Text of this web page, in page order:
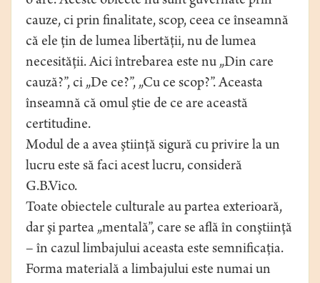
cauze, ci prin finalitate, scop, ceea ce înseamnă
că ele ţin de lumea libertăţii, nu de lumea
necesităţii. Aici întrebarea este nu „Din care
cauză?”, ci „De ce?”, „Cu ce scop?”. Aceasta
înseamnă că omul ştie de ce are această
certitudine.
Modul de a avea ştiinţă sigură cu privire la un
lucru este să faci acest lucru, consideră
G.B.Vico.
Toate obiectele culturale au partea exterioară,
dar şi partea „mentală”, care se află în conştiinţă
– în cazul limbajului aceasta este semnificaţia.
Forma materială a limbajului este numai un